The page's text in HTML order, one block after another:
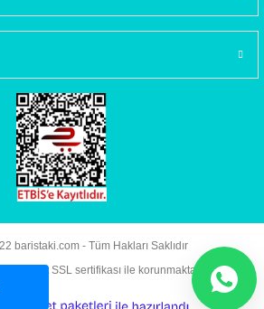
baristaki.com - Tüm Hakları Saklıdır
256bit SSL sertifikası ile korunmaktadır.
e- ile